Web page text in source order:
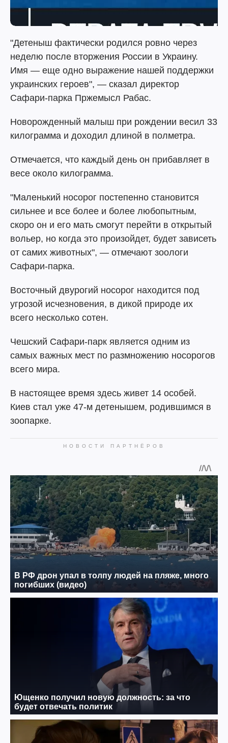
"Детеныш фактически родился ровно через
неделю после вторжения России в Украину.
Имя — еще одно выражение нашей поддержки
украинских героев", — сказал директор
Сафари-парка Пржемысл Рабас.
Новорожденный малыш при рождении весил 33
килограмма и доходил длиной в полметра.
Отмечается, что каждый день он прибавляет в
весе около килограмма.
"Маленький носорог постепенно становится
сильнее и все более и более любопытным,
скоро он и его мать смогут перейти в открытый
вольер, но когда это произойдет, будет зависеть
от самих животных", — отмечают зоологи
Сафари-парка.
Восточный двурогий носорог находится под
угрозой исчезновения, в дикой природе их
всего несколько сотен.
Чешский Сафари-парк является одним из
самых важных мест по размножению носорогов
всего мира.
В настоящее время здесь живет 14 особей.
Киев стал уже 47-м детенышем, родившимся в
зоопарке.